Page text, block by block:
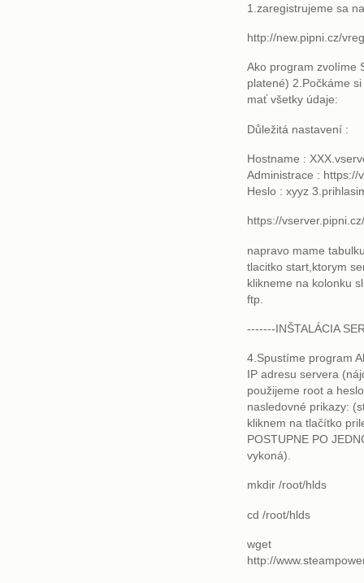
1.zaregistrujeme sa
http://new.pipni.cz/
Ako program zvolíme
platené) 2.Počkáme
mať všetky údaje:
Důležitá nastavení :
Hostname :
Administrace : https://
Heslo : xyyz
https://
napravo mame
tlacitko start,ktorym
klikneme na kolonku
ftp.
-------INŠTALÁCIA
4.Spustíme program
IP adresu servera
použijeme root a
nasledovné prikazy:
kliknem na tlačítko
POSTUPNE PO
vykoná).
mkdir /root/hlds
cd /root/hlds
wget
http://